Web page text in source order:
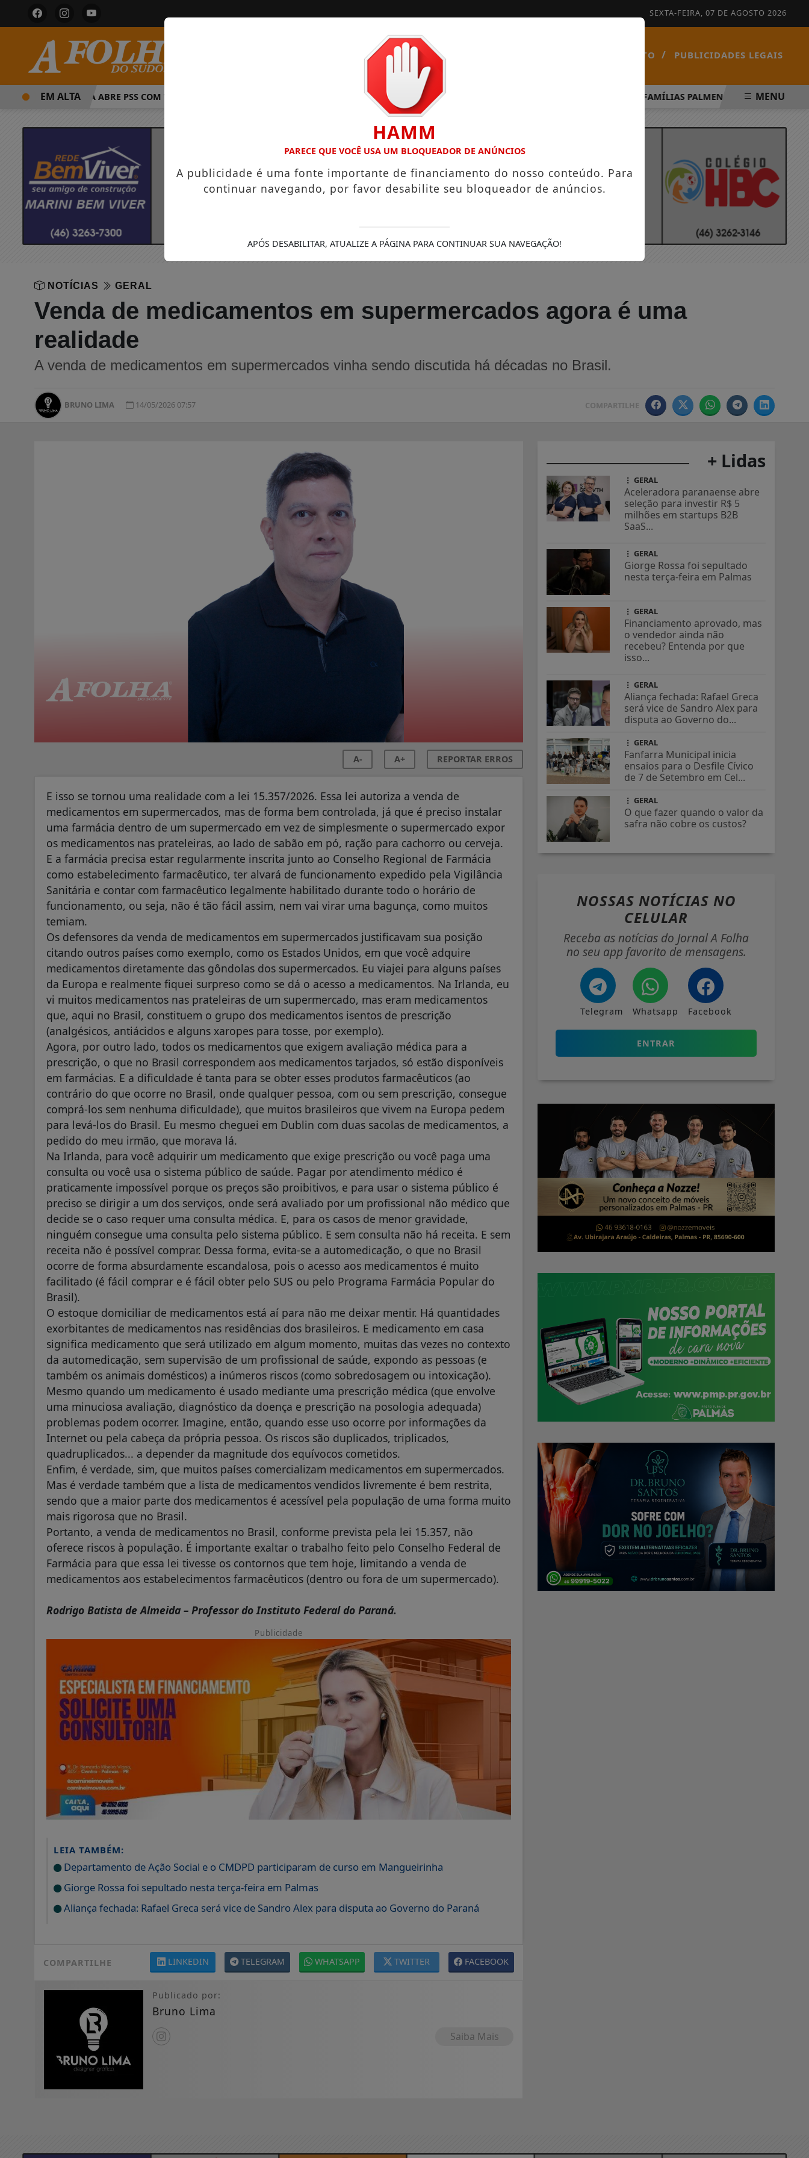
SEXTA-FEIRA, 07 DE AGOSTO 2026
INÍCIO CONTATO / PUBLICIDADES LEGAIS
PREFEITURA ABRE PSS COM VAGAS EM SEIS FUNÇÕES E SALÁRIOS QUE CHEGAM A R$ 3,8 MIL IGREJA DO DIVINO ESPÍRITO SANTO FAMÍLIAS PALMENSES FORAM
EM ALTA MENU
NOTÍCIAS GERAL
Venda de medicamentos em supermercados agora é uma
realidade
A venda de medicamentos em supermercados vinha sendo discutida há décadas no Brasil.
BRUNO LIMA 14/05/2026 07:57 COMPARTILHE
A- A+ REPORTAR ERROS
E isso se tornou uma realidade com a lei 15.357/2026. Essa lei autoriza a venda de
medicamentos em supermercados, mas de forma bem controlada, já que é preciso instalar
uma farmácia dentro de um supermercado em vez de simplesmente o supermercado expor
os medicamentos nas prateleiras, ao lado de sabão em pó, ração para cachorro ou cerveja.
E a farmácia precisa estar regularmente inscrita junto ao Conselho Regional de Farmácia
como estabelecimento farmacêutico, ter alvará de funcionamento expedido pela Vigilância
Sanitária e contar com farmacêutico legalmente habilitado durante todo o horário de
funcionamento, ou seja, não é tão fácil assim, nem vai virar uma bagunça, como muitos
temiam.
Os defensores da venda de medicamentos em supermercados justificavam sua posição
citando outros países como exemplo, como os Estados Unidos, em que você adquire
medicamentos diretamente das gôndolas dos supermercados. Eu viajei para alguns países
da Europa e realmente fiquei surpreso como se dá o acesso a medicamentos. Na Irlanda, eu
vi muitos medicamentos nas prateleiras de um supermercado, mas eram medicamentos
que, aqui no Brasil, constituem o grupo dos medicamentos isentos de prescrição
(analgésicos, antiácidos e alguns xaropes para tosse, por exemplo).
Agora, por outro lado, todos os medicamentos que exigem avaliação médica para a
prescrição, o que no Brasil correspondem aos medicamentos tarjados, só estão disponíveis
em farmácias. E a dificuldade é tanta para se obter esses produtos farmacêuticos (ao
contrário do que ocorre no Brasil, onde qualquer pessoa, com ou sem prescrição, consegue
comprá-los sem nenhuma dificuldade), que muitos brasileiros que vivem na Europa pedem
para levá-los do Brasil. Eu mesmo cheguei em Dublin com duas sacolas de medicamentos, a
pedido do meu irmão, que morava lá.
Na Irlanda, para você adquirir um medicamento que exige prescrição ou você paga uma
consulta ou você usa o sistema público de saúde. Pagar por atendimento médico é
praticamente impossível porque os preços são proibitivos, e para usar o sistema público é
preciso se dirigir a um dos serviços, onde será avaliado por um profissional não médico que
decide se o caso requer uma consulta médica. E, para os casos de menor gravidade,
ninguém consegue uma consulta pelo sistema público. E sem consulta não há receita. E sem
receita não é possível comprar. Dessa forma, evita-se a automedicação, o que no Brasil
ocorre de forma absurdamente escandalosa, pois o acesso aos medicamentos é muito
facilitado (é fácil comprar e é fácil obter pelo SUS ou pelo Programa Farmácia Popular do
Brasil).
O estoque domiciliar de medicamentos está aí para não me deixar mentir. Há quantidades
exorbitantes de medicamentos nas residências dos brasileiros. E medicamento em casa
significa medicamento que será utilizado em algum momento, muitas das vezes no contexto
da automedicação, sem supervisão de um profissional de saúde, expondo as pessoas (e
também os animais domésticos) a inúmeros riscos (como sobredosagem ou intoxicação).
Mesmo quando um medicamento é usado mediante uma prescrição médica (que envolve
uma minuciosa avaliação, diagnóstico da doença e prescrição na posologia adequada)
problemas podem ocorrer. Imagine, então, quando esse uso ocorre por informações da
Internet ou pela cabeça da própria pessoa. Os riscos são duplicados, triplicados,
quadruplicados... a depender da magnitude dos equívocos cometidos.
Enfim, é verdade, sim, que muitos países comercializam medicamentos em supermercados.
Mas é verdade também que a lista de medicamentos vendidos livremente é bem restrita,
sendo que a maior parte dos medicamentos é acessível pela população de uma forma muito
mais rigorosa que no Brasil.
Portanto, a venda de medicamentos no Brasil, conforme prevista pela lei 15.357, não
oferece riscos à população. É importante exaltar o trabalho feito pelo Conselho Federal de
Farmácia para que essa lei tivesse os contornos que tem hoje, limitando a venda de
medicamentos aos estabelecimentos farmacêuticos (dentro ou fora de um supermercado).
Rodrigo Batista de Almeida – Professor do Instituto Federal do Paraná.
Publicidade
LEIA TAMBÉM:
Departamento de Ação Social e o CMDPD participaram de curso em Mangueirinha
Giorge Rossa foi sepultado nesta terça-feira em Palmas
Aliança fechada: Rafael Greca será vice de Sandro Alex para disputa ao Governo do Paraná
COMPARTILHE FACEBOOK
TWITTER
WHATSAPP
TELEGRAM
LINKEDIN
Publicado por:
Bruno Lima
Saiba Mais
+ Lidas
GERAL
Aceleradora paranaense abre
seleção para investir R$ 5
milhões em startups B2B
SaaS...
GERAL
Giorge Rossa foi sepultado
nesta terça-feira em Palmas
GERAL
Financiamento aprovado, mas
o vendedor ainda não
recebeu? Entenda por que
isso...
GERAL
Aliança fechada: Rafael Greca
será vice de Sandro Alex para
disputa ao Governo do...
GERAL
Fanfarra Municipal inicia
ensaios para o Desfile Cívico
de 7 de Setembro em Cel...
GERAL
O que fazer quando o valor da
safra não cobre os custos?
NOSSAS NOTÍCIAS NO
CELULAR
Receba as notícias do Jornal A Folha
no seu app favorito de mensagens.
Telegram Whatsapp Facebook
ENTRAR
HAMM
PARECE QUE VOCÊ USA UM BLOQUEADOR DE ANÚNCIOS
A publicidade é uma fonte importante de financiamento do nosso conteúdo. Para
continuar navegando, por favor desabilite seu bloqueador de anúncios.
APÓS DESABILITAR, ATUALIZE A PÁGINA PARA CONTINUAR SUA NAVEGAÇÃO!